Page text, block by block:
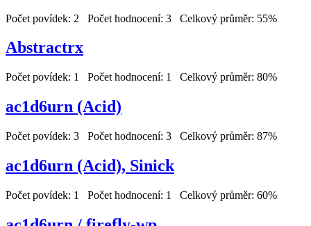
Počet povídek: 2 Počet hodnocení: 3 Celkový průměr: 55%
Abstractrx
Počet povídek: 1 Počet hodnocení: 1 Celkový průměr: 80%
ac1d6urn (Acid)
Počet povídek: 3 Počet hodnocení: 3 Celkový průměr: 87%
ac1d6urn (Acid), Sinick
Počet povídek: 1 Počet hodnocení: 1 Celkový průměr: 60%